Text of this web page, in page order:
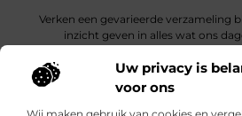
Uw privacy is
voor ons
Verken een gevarieerde verzameling
inzicht geven in alles wat ons
Bericht categorie